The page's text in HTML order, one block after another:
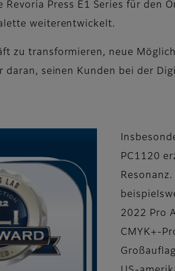
Press E1 Series für den
weiterentwickelt.
zu transformieren, neue
seinen Kunden bei der
PC1120
2022 Pro
CMYK+-